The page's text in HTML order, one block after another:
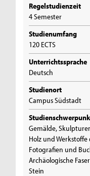
Regelstudienzeit
4 Semester
Studienumfang
120 ECTS
Unterrichtssprache
Deutsch
Studienort
Campus Südstadt
Gemälde,
Holz und
Fotografien und
Archäologische
Stein